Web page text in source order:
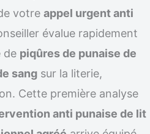
votre appel urgent anti
évalue rapidement
de piqûres de punaise de
sang sur la literie,
Cette première analyse
anti punaise de lit